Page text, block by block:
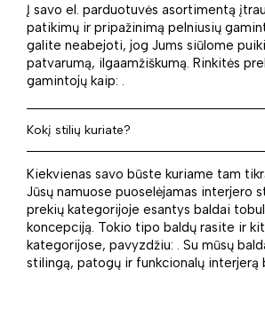
Į savo el. parduotuvės asortimentą
patikimų ir pripažinimą pelniusių
galite neabejoti, jog Jums siūlome
patvarumą, ilgaamžiškumą. Rinkitės
gamintojų kaip: .
Kokį stilių kuriate?
Kiekvienas savo būste kuriame tam
Jūsų namuose puoselėjamas interjero
prekių kategorijoje esantys baldai
koncepciją. Tokio tipo baldų rasite ir
kategorijose, pavyzdžiu: . Su mūsų
stilingą, patogų ir funkcionalų interjerą